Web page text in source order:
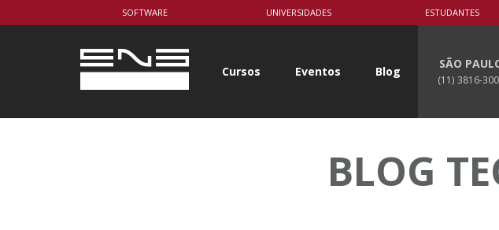
body { background-color: white; }
SOFTWARE UNIVERSIDADES ESTUDANTES
Cursos Eventos Blog
SÃO
(11) 3816-
BLOG